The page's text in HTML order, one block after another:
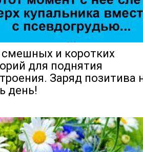
смешных и коротких
для поднятия
Заряд позитива
день!